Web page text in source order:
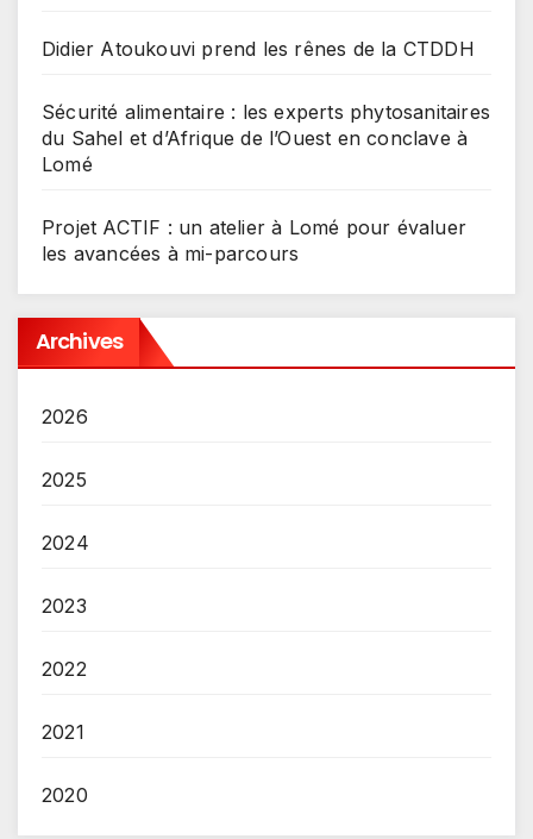
Didier Atoukouvi prend les rênes de la CTDDH
Sécurité alimentaire : les experts phytosanitaires
du Sahel et d’Afrique de l’Ouest en conclave à
Lomé
Projet ACTIF : un atelier à Lomé pour évaluer
les avancées à mi-parcours
Archives
2026
2025
2024
2023
2022
2021
2020